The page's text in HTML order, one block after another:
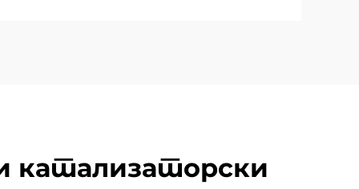
катализаторски